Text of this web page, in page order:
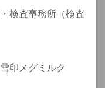
検査事務所（検査
印メグミルク